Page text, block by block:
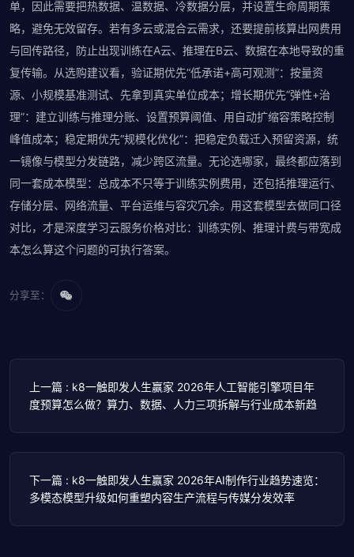
单，因此需要把热数据、温数据、冷数据分层，并设置生命周期策
略，避免无效留存。若有多云或混合云需求，还要提前核算出网费用
与回传路径，防止出现训练在A云、推理在B云、数据在本地导致的重
复传输。从选购建议看，验证期优先“低承诺+高可观测”：按量资
源、小规模基准测试、先拿到真实单位成本；增长期优先“弹性+治
理”：建立训练与推理分账、设置预算阈值、用自动扩缩容策略控制
峰值成本；稳定期优先“规模化优化”：把稳定负载迁入预留资源，统
一镜像与模型分发链路，减少跨区流量。无论选哪家，最终都应落到
同一套成本模型：总成本不只等于训练实例费用，还包括推理运行、
存储分层、网络流量、平台运维与容灾冗余。用这套模型去做同口径
对比，才是深度学习云服务价格对比：训练实例、推理计费与带宽成
本怎么算这个问题的可执行答案。
分享至：
上一篇 : k8一触即发人生赢家 2026年人工智能引擎项目年
度预算怎么做？算力、数据、人力三项拆解与行业成本新趋
下一篇 : k8一触即发人生赢家 2026年AI制作行业趋势速览：
多模态模型升级如何重塑内容生产流程与传媒分发效率